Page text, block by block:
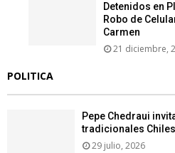
Detenidos en
Robo de
Carmen
21 diciembre,
POLITICA
Pepe Chedraui
tradicionales
29 julio, 2026